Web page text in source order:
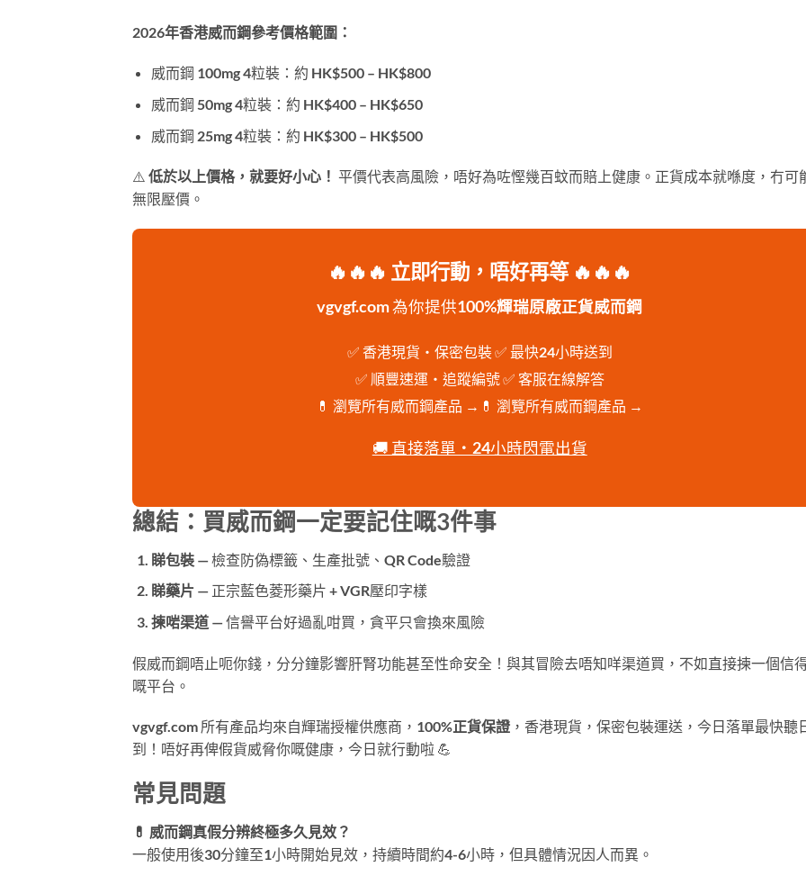
2026年香港威而鋼參考價格範圍：
威而鋼 100mg 4粒裝：約 HK$500 – HK$800
威而鋼 50mg 4粒裝：約 HK$400 – HK$650
威而鋼 25mg 4粒裝：約 HK$300 – HK$500
⚠️ 低於以上價格，就要好小心！ 平價代表高風險，唔好為咗慳幾百蚊而賠上健康。正貨成本就喺度，冇可
無限壓價。
🔥🔥🔥 立即行動，唔好再等 🔥🔥🔥
vgvgf.com 為你提供100%輝瑞原廠正貨威而鋼
✅ 香港現貨・保密包裝 ✅ 最快24小時送到
✅ 順豐速運・追蹤編號 ✅ 客服在線解答
💊 瀏覽所有威而鋼產品 →💊 瀏覽所有威而鋼產品 →
🚚 直接落單・24小時閃電出貨
總結：買威而鋼一定要記住嘅3件事
睇包裝— 檢查防偽標籤、生產批號、QR Code驗證
睇藥片 — 正宗藍色菱形藥片 + VGR壓印字樣
揀啱渠道— 信譽平台好過亂咁買，貪平只會換來風險
假威而鋼唔止呃你錢，分分鐘影響肝腎功能甚至性命安全！與其冒險去唔知咩渠道買，不如直接揀一個信
嘅平台。
vgvgf.com 所有產品均來自輝瑞授權供應商， 100%正貨保證 ，香港現貨，保密包裝運送，今日落單最快聽
到！唔好再俾假貨威脅你嘅健康，今日就行動啦 💪
常見問題
💊 威而鋼真假分辨終極多久見效？
一般使用後30分鐘至1小時開始見效，持續時間約4-6小時，但具體情況因人而異。